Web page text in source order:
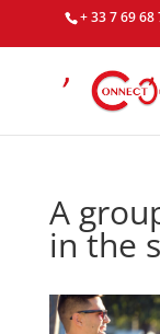
+ 33 7 69 68
A
in the